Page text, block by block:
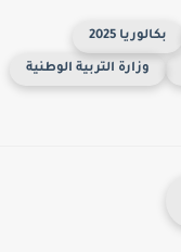
بكالوريا 2025
وزارة التربية الوطنية